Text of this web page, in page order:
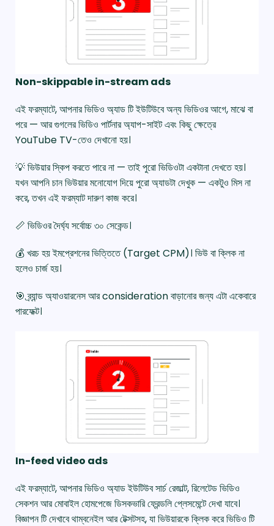
Non-skippable in-stream ads
এই ফরম্যাটে, আপনার ভিডিও অ্যাড টি ইউটিউবে অন্য ভিডিওর আগে, মাঝে বা
পরে — আর গুগলের ভিডিও পার্টনার অ্যাপ-সাইট এবং কিছু ক্ষেত্রে
YouTube TV-তেও দেখানো হয়।
💡 ভিউয়ার স্কিপ করতে পারে না — তাই পুরো ভিডিওটা একটানা দেখতে হয়।
যখন আপনি চান ভিউয়ার মনোযোগ দিয়ে পুরো অ্যাডটা দেখুক — একটুও মিস না
করে, তখন এই ফরম্যাট দারুণ কাজ করে।
📏 ভিডিওর দৈর্ঘ্য সর্বোচ্চ ৩০ সেকেন্ড।
💰 খরচ হয় ইমপ্রেশনের ভিত্তিতে (Target CPM)। ভিউ বা ক্লিক না
হলেও চার্জ হয়।
🎯 ব্র্যান্ড অ্যাওয়ারনেস আর consideration বাড়ানোর জন্য এটা একেবারে
পারফেক্ট।
In-feed video ads
এই ফরম্যাটে, আপনার ভিডিও অ্যাড ইউটিউব সার্চ রেজাল্ট, রিলেটেড ভিডিও
সেকশন আর মোবাইল হোমপেজে ডিসকভারি ফ্রেন্ডলি প্লেসমেন্টে দেখা যাবে।
বিজ্ঞাপন টি দেখাবে থাম্বনেইল আর টেক্সটসহ, যা ভিউয়ারকে ক্লিক করে ভিডিও টি